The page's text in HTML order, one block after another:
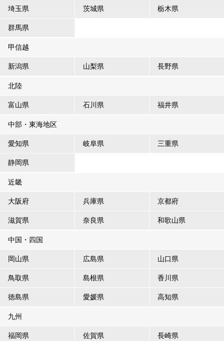
埼玉県 茨城県 栃木県
群馬県
甲信越
新潟県 山梨県 長野県
北陸
富山県 石川県 福井県
中部・東海地区
愛知県 岐阜県 三重県
静岡県
近畿
大阪府 兵庫県 京都府
滋賀県 奈良県 和歌山県
中国・四国
岡山県 広島県 山口県
鳥取県 島根県 香川県
徳島県 愛媛県 高知県
九州
福岡県 佐賀県 長崎県